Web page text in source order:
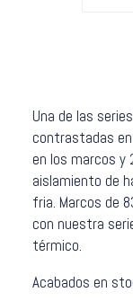
Una de las
contrastadas
en los marcos y
aislamiento de
fria. Marcos de
con nuestra
térmico.
Acabados en